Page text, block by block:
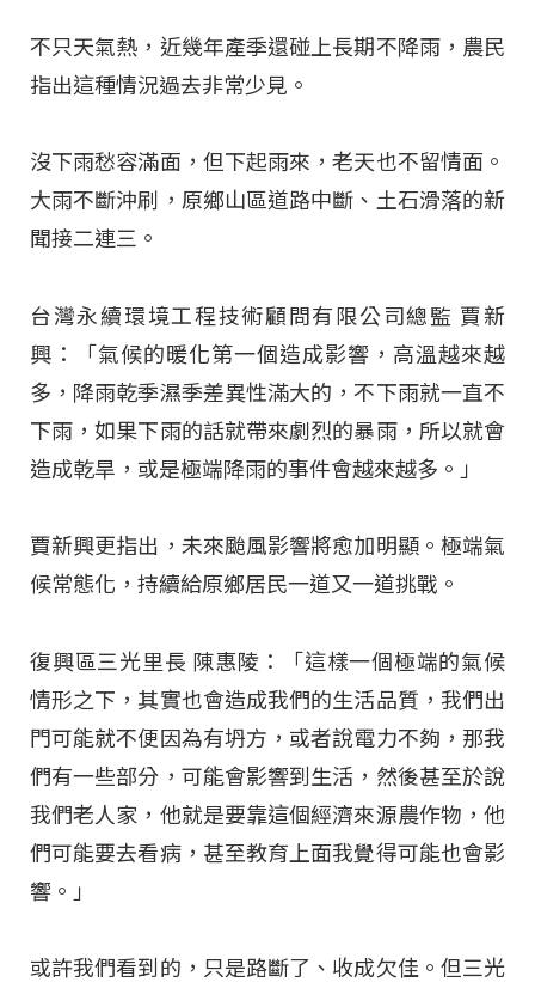
不只天氣熱，近幾年產季還碰上長期不降雨，農民
指出這種情況過去非常少見。
沒下雨愁容滿面，但下起雨來，老天也不留情面。
大雨不斷沖刷，原鄉山區道路中斷、土石滑落的新
聞接二連三。
台灣永續環境工程技術顧問有限公司總監 賈新
興：「氣候的暖化第一個造成影響，高溫越來越
多，降雨乾季濕季差異性滿大的，不下雨就一直不
下雨，如果下雨的話就帶來劇烈的暴雨，所以就會
造成乾旱，或是極端降雨的事件會越來越多。」
賈新興更指出，未來颱風影響將愈加明顯。極端氣
候常態化，持續給原鄉居民一道又一道挑戰。
復興區三光里長 陳惠陵：「這樣一個極端的氣候
情形之下，其實也會造成我們的生活品質，我們出
門可能就不便因為有坍方，或者說電力不夠，那我
們有一些部分，可能會影響到生活，然後甚至於說
我們老人家，他就是要靠這個經濟來源農作物，他
們可能要去看病，甚至教育上面我覺得可能也會影
響。」
或許我們看到的，只是路斷了、收成欠佳。但三光